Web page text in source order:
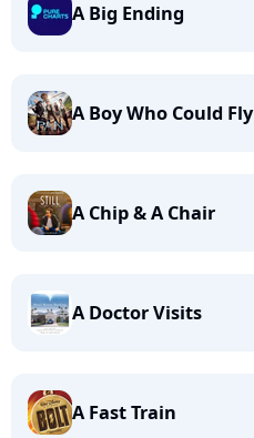
A Big Ending
A Boy Who Could Fly
A Chip & A Chair
A Doctor Visits
A Fast Train